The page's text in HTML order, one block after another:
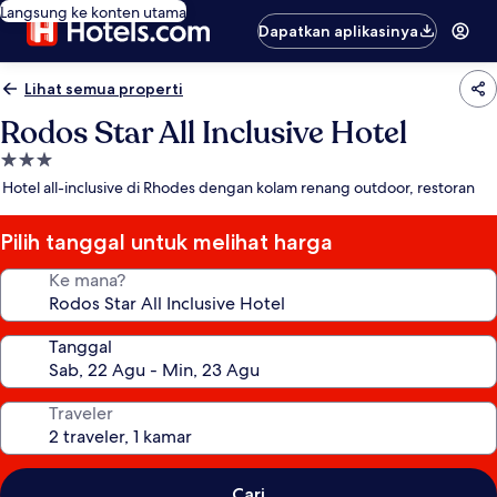
Langsung ke konten utama
Dapatkan aplikasinya
Lihat semua properti
Rodos Star All Inclusive Hotel
Properti
bintang
Hotel all-inclusive di Rhodes dengan kolam renang outdoor, restoran
Pilih tanggal untuk melihat harga
Ke mana?
Tanggal
Traveler